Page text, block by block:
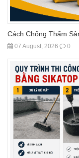
Cách Chống Thấm
07 August, 2026 0